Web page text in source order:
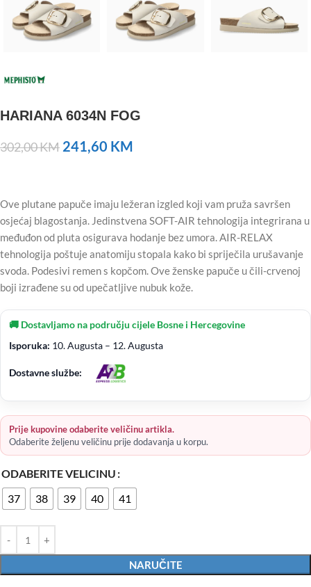
HARIANA 6034N FOG
302,00KM 241,60 KM
Ove plutane papuče imaju ležeran izgled koji vam pruža savršen
osjećaj blagostanja. Jedinstvena SOFT-AIR tehnologija integrirana u
međuđon od pluta osigurava hodanje bez umora. AIR-RELAX
tehnologija poštuje anatomiju stopala kako bi spriječila urušavanje
svoda. Podesivi remen s kopčom. Ove ženske papuče u čili-crvenoj
boji izrađene su od upečatljive nubuk kože.
🚚 Dostavljamo na području cijele Bosne i Hercegovine
Isporuka: 10. Augusta – 12. Augusta
Dostavne službe:
Prije kupovine odaberite veličinu artikla.
Odaberite željenu veličinu prije dodavanja u korpu.
ODABERITE VELICINU
37
38 39 40 41
NARUČITE